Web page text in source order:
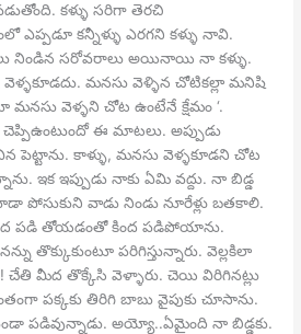
కళ్ళు సరిగా తెరచి
ఎప్పడూ కన్నీళ్ళు ఎరగని కళ్ళు నావి.
నిండిన సరోవరాలు అయినాయి నా కళ్ళు.
వెళ్ళకూడదు. మనసు వెళ్ళిన చోటికల్లా మనిషి
మనసు వెళ్ళని చోట ఉంటేనే క్షేమం ‘.
చెప్పిఉంటుందో ఈ మాటలు. అప్పుడు
కాళ్ళు, మనసు వెళ్ళకూడని చోట
ఇక ఇప్పుడు నాకు ఏమి వద్దు. నా బిడ్డ
పోసుకుని వాడు నిండు నూరేళ్లు బతకాలి.
పడి తోయడంతో కింద పడిపోయాను.
తొక్కుకుంటూ పరిగిస్తున్నారు. వెల్లకిలా
మీద తొక్కేసి వెళ్ళారు. చెయి విరిగినట్లు
పక్కకు తిరిగి బాబు వైపుకు చూసాను.
పడివున్నాడు. అయ్యో..ఏమైంది నా బిడ్డకు.